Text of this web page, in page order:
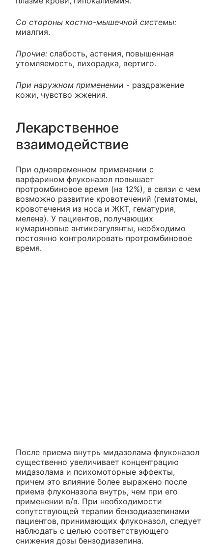
Со стороны костно-мышечной системы:
миалгия.
Прочие: слабость, астения, повышенная
утомляемость, лихорадка, вертиго.
При наружном применении - раздражение
кожи, чувство жжения.
Лекарственное
взаимодействие
При одновременном применении с
варфарином флуконазол повышает
протромбиновое время (на 12%), в связи с чем
возможно развитие кровотечений (гематомы,
кровотечения из носа и ЖКТ, гематурия,
мелена). У пациентов, получающих
кумариновые антикоагулянты, необходимо
постоянно контролировать протромбиновое
время.
После приема внутрь мидазолама флуконазол
существенно увеличивает концентрацию
мидазолама и психомоторные эффекты,
причем это влияние более выражено после
приема флуконазола внутрь, чем при его
применении в/в. При необходимости
сопутствующей терапии бензодиазепинами
пациентов, принимающих флуконазол, следует
наблюдать с целью соответствующего
снижения дозы бензодиазепина.